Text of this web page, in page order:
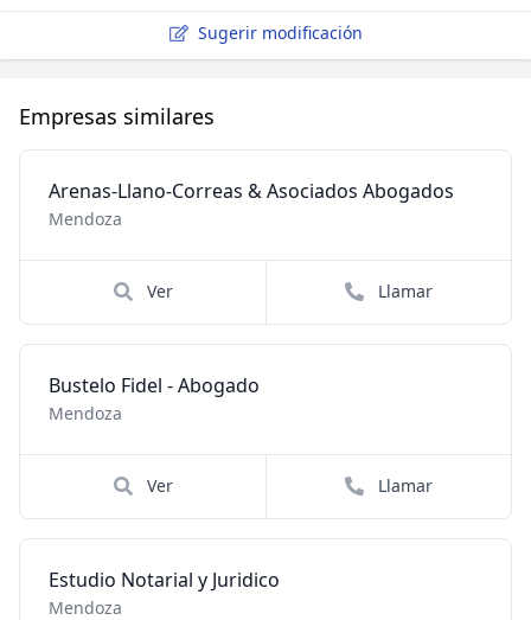
Sugerir modificación
Empresas similares
Arenas-Llano-Correas & Asociados Abogados
Mendoza
Ver Llamar
Bustelo Fidel - Abogado
Mendoza
Ver Llamar
Estudio Notarial y Juridico
Mendoza